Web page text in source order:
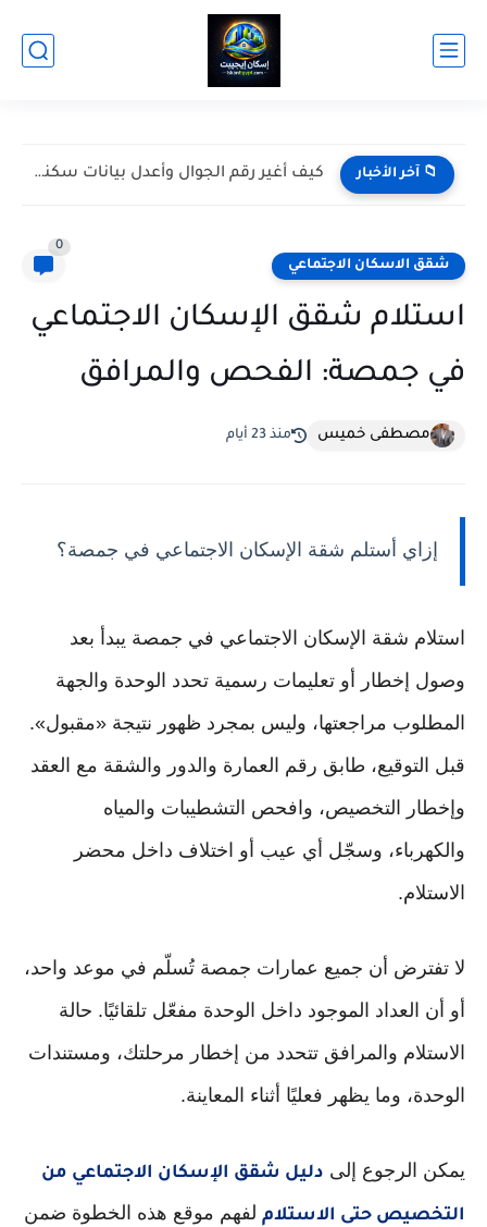
📁 آخر الأخبار كيف أدخل سكني عن طريق النفاذ الوطني؟
شقق الاسكان الاجتماعي
0
استلام شقق الإسكان الاجتماعي
في جمصة: الفحص والمرافق
مصطفى خميس منذ 23 أيام
إزاي أستلم شقة الإسكان الاجتماعي في جمصة؟
استلام شقة الإسكان الاجتماعي في جمصة يبدأ بعد
وصول إخطار أو تعليمات رسمية تحدد الوحدة والجهة
المطلوب مراجعتها، وليس بمجرد ظهور نتيجة «مقبول».
قبل التوقيع، طابق رقم العمارة والدور والشقة مع العقد
وإخطار التخصيص، وافحص التشطيبات والمياه
والكهرباء، وسجّل أي عيب أو اختلاف داخل محضر
الاستلام.
لا تفترض أن جميع عمارات جمصة تُسلّم في موعد واحد،
أو أن العداد الموجود داخل الوحدة مفعّل تلقائيًا. حالة
الاستلام والمرافق تتحدد من إخطار مرحلتك، ومستندات
الوحدة، وما يظهر فعليًا أثناء المعاينة.
يمكن الرجوع إلى دليل شقق الإسكان الاجتماعي من
التخصيص حتى الاستلام لفهم موقع هذه الخطوة ضمن